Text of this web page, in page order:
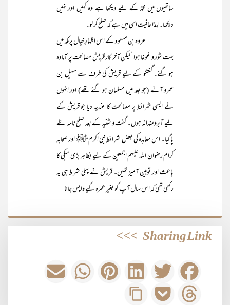
ساتھیوں میں محمدؐ کے لیے دیکھا ہے وہ کہیں اور نہیں
دیکھا۔ لہٰذا عافیت اسی میں ہے کہ صلح کر لو۔
عروہ بن مسعود کے اس اظہارِ خیال پر مکہ میں
بہت شور و غوغا ہوا ‘لیکن آخر کار قریش مصالحت پر آمادہ
ہو گئے۔ گفتگو کے لیے قریش کی طرف سے سہیل بن
عمرو آئے (جو بعد میں مسلمان ہو گئے تھے) اور انہوں
نے ایسی شرائط پر مصالحت کا عندیہ دیا جو قریش کے
لیے آبرومندانہ ہوں۔ گفت و شنید کے بعد صلح نامہ طے
پا گیا۔ اس معاہدہ کی بعض شرائط نبی اکرمﷺ اور صحابہ
کرام رضوان اللہ علیہم اجمعین کے لیے بظاہر بڑی سبکی کا
باعث اور توہین آمیز تھیں۔ قریش نے پہلی شرط ہی یہ
رکھی تھی کہ اس سال آپ کو بغیر عمرہ کیے واپس جانا
Sharing Link
>>>